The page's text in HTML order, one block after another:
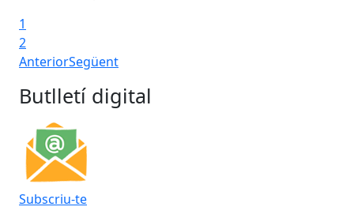
1
2
AnteriorSegüent
Butlletí digital
Subscriu-te